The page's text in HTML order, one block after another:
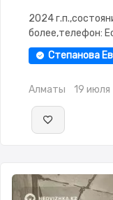
2024
более,телефон:
Оптика,потолки:
Степанова
Алматы 19 июля